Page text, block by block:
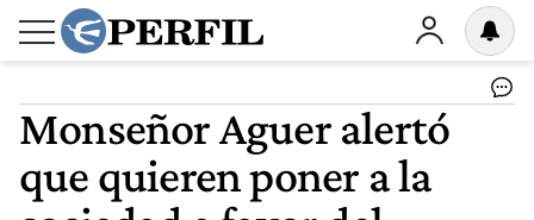
Monseñor Aguer alertó
que quieren poner a la